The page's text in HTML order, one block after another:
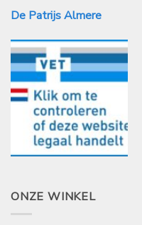
De Patrijs Almere
ONZE WINKEL